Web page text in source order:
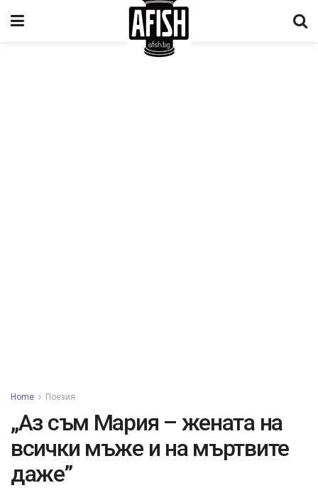
Home Поезия
„Аз съм Мария – жената на
всички мъже и на мъртвите
даже”